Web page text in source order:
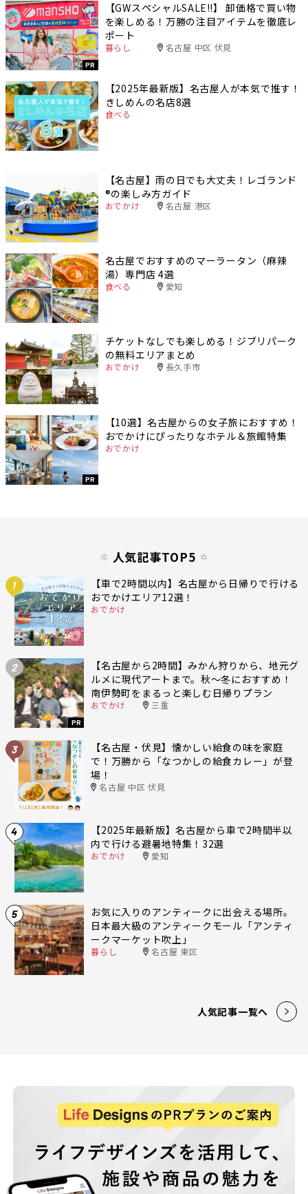
PR
【GWスペシャルSALE‼︎】 卸価格で買い物
を楽しめる！万勝の注目アイテムを徹底レ
ポート
暮らし 名古屋 中区 伏見
【2025年最新版】名古屋人が本気で推す！
きしめんの名店8選
食べる
【名古屋】雨の日でも大丈夫！レゴランド
®️の楽しみ方ガイド
おでかけ 名古屋 港区
名古屋でおすすめのマーラータン（麻辣
湯）専門店 4選
食べる 愛知
チケットなしでも楽しめる！ジブリパーク
の無料エリアまとめ
おでかけ 長久手市
PR
【10選】名古屋からの女子旅におすすめ！
おでかけにぴったりなホテル＆旅館特集
おでかけ
人気記事TOP5
1
【車で2時間以内】名古屋から日帰りで行ける
おでかけエリア12選！
おでかけ
2
PR
【名古屋から2時間】みかん狩りから、地元グ
ルメに現代アートまで。秋〜冬におすすめ！
南伊勢町をまるっと楽しむ日帰りプラン
おでかけ 三重
3
【名古屋・伏見】懐かしい給食の味を家庭
で！万勝から「なつかしの給食カレー」が登
場！
名古屋 中区 伏見
4
【2025年最新版】名古屋から車で2時間半以
内で行ける避暑地特集！32選
おでかけ 愛知
5
お気に入りのアンティークに出会える場所。
日本最大級のアンティークモール「アンティ
ークマーケット吹上」
暮らし 名古屋 東区
人気記事一覧へ